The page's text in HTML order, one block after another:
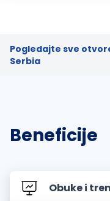
Pogledajte sve
Serbia
Beneficije
Obuke i